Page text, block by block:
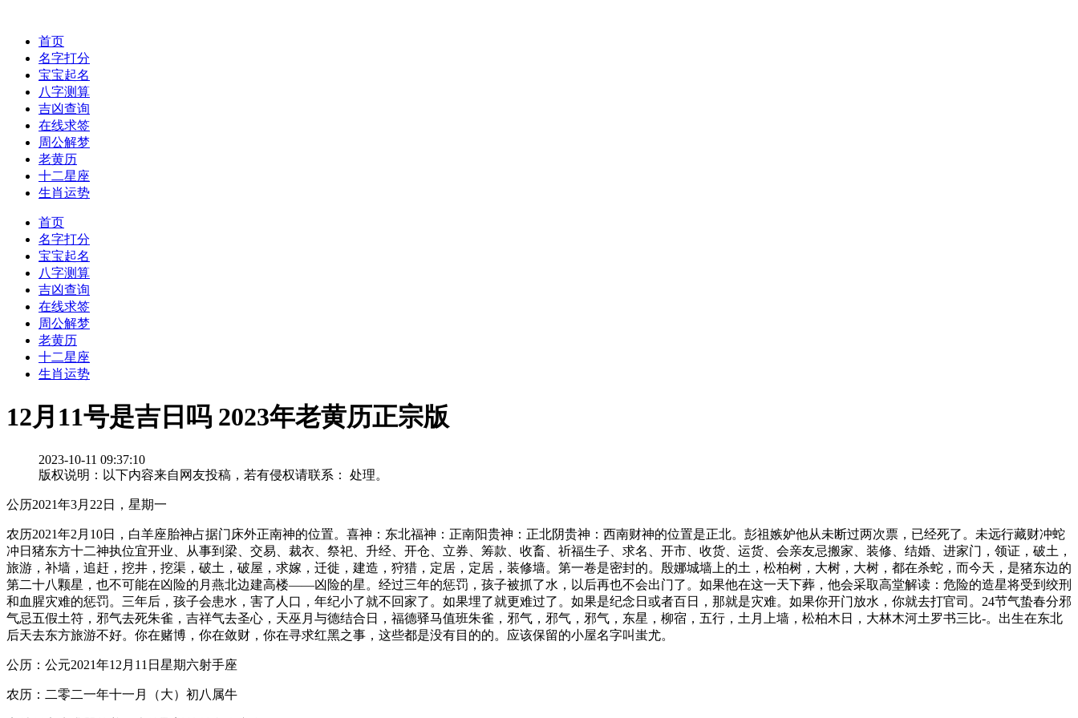
首页
名字打分
宝宝起名
八字测算
吉凶查询
在线求签
周公解梦
老黄历
十二星座
生肖运势
首页
名字打分
宝宝起名
八字测算
吉凶查询
在线求签
周公解梦
老黄历
十二星座
生肖运势
12月11号是吉日吗 2023年老黄历正宗版
2023-10-11 09:37:10
版权说明：以下内容来自网友投稿，若有侵权请联系： 处理。
公历2021年3月22日，星期一
农历2021年2月10日，白羊座胎神占据门床外正南神的位置。喜神：东北福神：正南阳贵神：正北阴贵神：西南财神的位置是正北。彭祖嫉妒他从未断过两次票，已经死了。未远行藏财冲蛇
冲日猪东方十二神执位宜开业、从事到梁、交易、裁衣、祭祀、升经、开仓、立券、筹款、收畜、祈福生子、求名、开市、收货、运货、会亲友忌搬家、装修、结婚、进家门，领证，破土，
旅游，补墙，追赶，挖井，挖渠，破土，破屋，求嫁，迁徙，建造，狩猎，定居，定居，装修墙。第一卷是密封的。殷娜城墙上的土，松柏树，大树，大树，都在杀蛇，而今天，是猪东边的
第二十八颗星，也不可能在凶险的月燕北边建高楼——凶险的星。经过三年的惩罚，孩子被抓了水，以后再也不会出门了。如果他在这一天下葬，他会采取高堂解读：危险的造星将受到绞刑
和血腥灾难的惩罚。三年后，孩子会患水，害了人口，年纪小了就不回家了。如果埋了就更难过了。如果是纪念日或者百日，那就是灾难。如果你开门放水，你就去打官司。24节气蛰春分邪
气忌五假土符，邪气去死朱雀，吉祥气去圣心，天巫月与德结合日，福德驿马值班朱雀，邪气，邪气，邪气，东星，柳宿，五行，土月上墙，松柏木日，大林木河土罗书三比-。出生在东北
后天去东方旅游不好。你在赌博，你在敛财，你在寻求红黑之事，这些都是没有目的的。应该保留的小屋名字叫蚩尤。
公历：公元2021年12月11日星期六射手座
农历：二零二一年十一月（大）初八属牛